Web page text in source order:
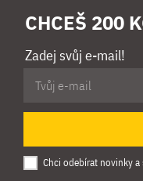
CHCEŠ 200
Zadej svůj e-mail!
Chci odebírat novinky